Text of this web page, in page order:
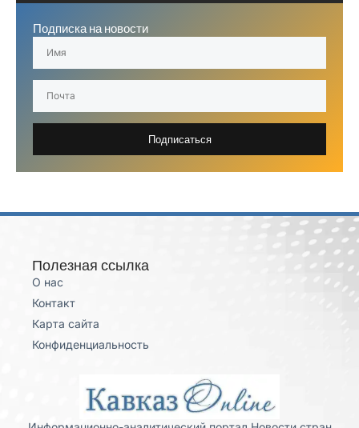
Подписка на новости
Подписаться
Полезная ссылка
О нас
Контакт
Карта сайта
Конфиденциальность